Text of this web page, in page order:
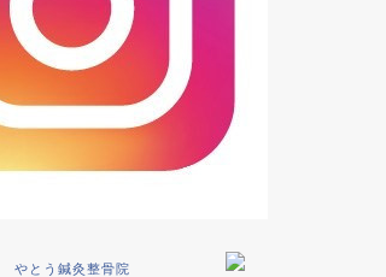
やとう鍼灸整骨院